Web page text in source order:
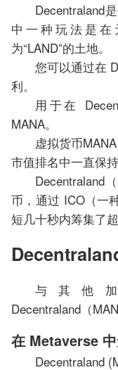
Decentraland
中一种玩法是
为“LAND”的土地。
您可以通过在
利。
用于在
MANA。
虚拟货币
市值排名中一直保
Decentraland
币，通过 ICO（一
短几十秒内筹集了
与其他
Decentraland（
在 Metaverse
Decentraland